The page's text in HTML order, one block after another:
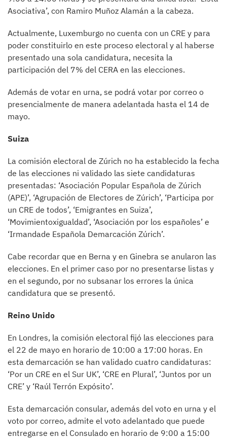
Asociativa’, con Ramiro Muñoz Alamán a la cabeza.
Actualmente, Luxemburgo no cuenta con un CRE y para
poder constituirlo en este proceso electoral y al haberse
presentado una sola candidatura, necesita la
participación del 7% del CERA en las elecciones.
Además de votar en urna, se podrá votar por correo o
presencialmente de manera adelantada hasta el 14 de
mayo.
Suiza
La comisión electoral de Zúrich no ha establecido la fecha
de las elecciones ni validado las siete candidaturas
presentadas: ‘Asociación Popular Española de Zúrich
(APE)’, ‘Agrupación de Electores de Zúrich’, ‘Participa por
un CRE de todos’, ‘Emigrantes en Suiza’,
‘Movimientoxigualdad’, ‘Asociación por los españoles’ e
‘Irmandade Española Demarcación Zúrich’.
Cabe recordar que en Berna y en Ginebra se anularon las
elecciones. En el primer caso por no presentarse listas y
en el segundo, por no subsanar los errores la única
candidatura que se presentó.
Reino Unido
En Londres, la comisión electoral fijó las elecciones para
el 22 de mayo en horario de 10:00 a 17:00 horas. En
esta demarcación se han validado cuatro candidaturas:
‘Por un CRE en el Sur UK’, ‘CRE en Plural’, ‘Juntos por un
CRE’ y ‘Raúl Terrón Expósito’.
Esta demarcación consular, además del voto en urna y el
voto por correo, admite el voto adelantado que puede
entregarse en el Consulado en horario de 9:00 a 15:00